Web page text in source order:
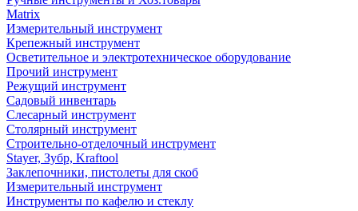
Matrix
Измерительный инструмент
Крепежный инструмент
Осветительное и электротехническое оборудование
Прочий инструмент
Режущий инструмент
Садовый инвентарь
Слесарный инструмент
Столярный инструмент
Строительно-отделочный инструмент
Stayer, Зубр, Kraftool
Заклепочники, пистолеты для скоб
Измерительный инструмент
Инструменты по кафелю и стеклу